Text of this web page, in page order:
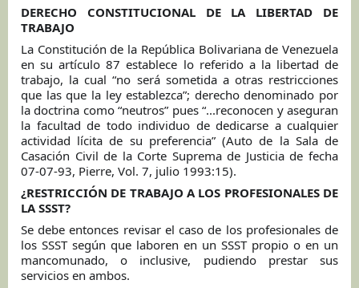
DERECHO CONSTITUCIONAL DE LA LIBERTAD DE
TRABAJO
La Constitución de la República Bolivariana de Venezuela
en su artículo 87 establece lo referido a la libertad de
trabajo, la cual “no será sometida a otras restricciones
que las que la ley establezca”; derecho denominado por
la doctrina como “neutros” pues “...reconocen y aseguran
la facultad de todo individuo de dedicarse a cualquier
actividad lícita de su preferencia” (Auto de la Sala de
Casación Civil de la Corte Suprema de Justicia de fecha
07-07-93, Pierre, Vol. 7, julio 1993:15).
¿RESTRICCIÓN DE TRABAJO A LOS PROFESIONALES DE
LA SSST?
Se debe entonces revisar el caso de los profesionales de
los SSST según que laboren en un SSST propio o en un
mancomunado, o inclusive, pudiendo prestar sus
servicios en ambos.